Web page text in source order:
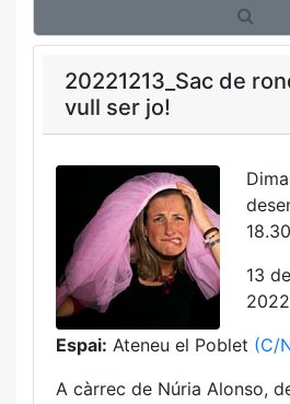
20221213_Sac de
vull ser jo!
13
2022
Espai: Ateneu el Poblet (C/
A càrrec de Núria Alonso,